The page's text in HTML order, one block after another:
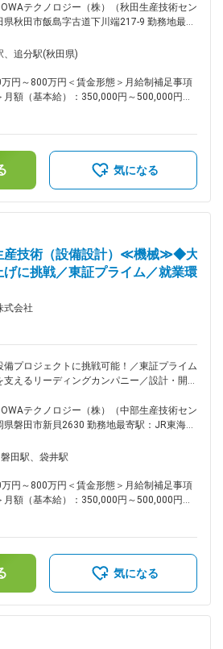
在籍出向となります。 DOWAテクノロジー
事業会社との密接な連携のもと、製造・研
って、当事者の一員として操業、建設、開
案、実行しています。 変更の範囲：
製
を支える大規模設備に携わりながら、高い
られる！ ◎ 寮・社宅制度を完備しており、
も安心。自然豊かな環境の中で、落ち着いた
両立。休日は温泉やアウトドアなど秋田なら
事の魅力 一般的な生産
件を担当できる環境があり、幅広い技術力を
■業務内容：同社の生産技術
（機械）をご担当頂きます。ご経験やスキ
業務を徐々にお任せ致します。 【具体的な
建設業務（設備検討・設計、コスト試算、
して案件を任される風土があります。将来的
案件や新工場立上げプロジェクトの中核メン
育体制 OJTを中心に、実
スキルアップが可能です。 ■働き方 残
■緊急呼び出しについて 休
クノロジー株式会社への在籍出向となりま
造・研究現場と一体になって、当事者の一員
開発、解析などを検討、立案、実行してい
範囲：会社の定める業務
テクノロジー（株）（秋田生産技術セン
県秋田市飯島字古道下川端217-9 勤務地最寄
土崎駅受動喫煙対策：屋内全面禁煙変更の
る事業所
、追分駅(秋田県)
円～800万円＜賃金形態＞月給制補足事項
月額（基本給）：350,000円～500,000円＜
す。月給(月額)は固定手当を含めた表記で
気になる
産技術（設備設計）≪機械≫◆大
に挑戦／東証プライム／就業環
式会社
備プロジェクトに挑戦可能！／東証プライム
支えるリーディングカンパニー／設計・開
、
電子材料製造を支える大規模設備に携われ
市は温暖な気候と豊かな自然環境を備えな
市へのアクセスも良好で暮らしやすいエリ
心して長期的なキャリアを築ける！ ■この
な生産技術職と異なり、設備の改善だけで
術力を身につけられるポジションです。 ■
ループの生産拠点において、生産設備・プ
よび設備開発をご担当いただきます。 ・
討および機械設計 ・設備導入に伴う仕様検
自動化、省力化、生産性向上に向けた改善
テクノロジー（株）（中部生産技術セン
県磐田市新貝2630 勤務地最寄駅：JR東海道
煙対策：屋内全面禁煙変更の範囲：会社の定
田駅、袋井駅
円～800万円＜賃金形態＞月給制補足事項
月額（基本給）：350,000円～500,000円＜
す。月給(月額)は固定手当を含めた表記で
気になる